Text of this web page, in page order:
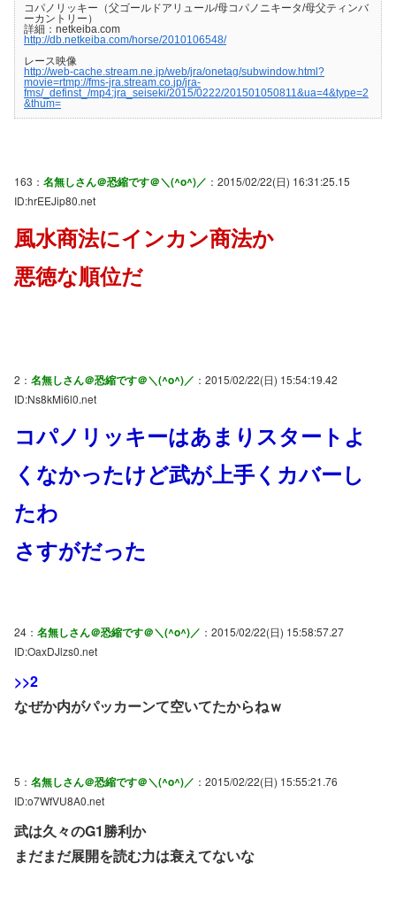
コパノリッキー（父ゴールドアリュール/母コパノニキータ/母父ティンバ
ーカントリー）
詳細：netkeiba.com
http://db.netkeiba.com/horse/2010106548/
レース映像
http://web-cache.stream.ne.jp/web/jra/onetag/subwindow.html?
movie=rtmp://fms-jra.stream.co.jp/jra-
fms/_definst_/mp4:jra_seiseki/2015/0222/201501050811&ua=4&type=2
&thum=
163： 名無しさん＠恐縮です＠＼(^o^)／ ：2015/02/22(日) 16:31:25.15
ID:hrEEJip80.net
風水商法にインカン商法か
悪徳な順位だ
2： 名無しさん＠恐縮です＠＼(^o^)／ ：2015/02/22(日) 15:54:19.42
ID:Ns8kMi6l0.net
コパノリッキーはあまりスタートよ
くなかったけど武が上手くカバーし
たわ
さすがだった
24： 名無しさん＠恐縮です＠＼(^o^)／ ：2015/02/22(日) 15:58:57.27
ID:OaxDJlzs0.net
>>2
なぜか内がパッカーンて空いてたからねｗ
5： 名無しさん＠恐縮です＠＼(^o^)／ ：2015/02/22(日) 15:55:21.76
ID:o7WfVU8A0.net
武は久々のG1勝利か
まだまだ展開を読む力は衰えてないな